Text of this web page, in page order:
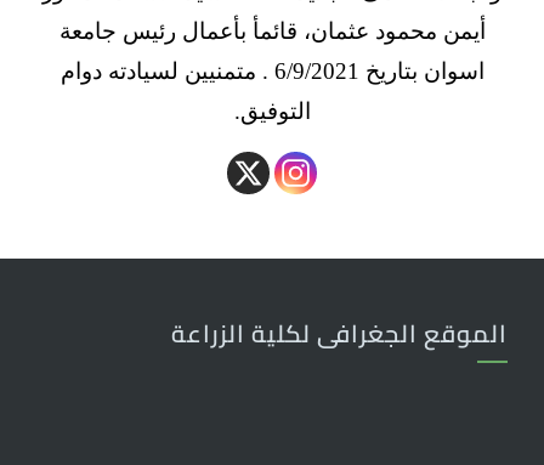
أيمن محمود عثمان، قائمأ بأعمال رئيس جامعة
اسوان بتاريخ 6/9/2021 . متمنيين لسيادته دوام
التوفيق.
الموقع الجغرافى لكلية الزراعة